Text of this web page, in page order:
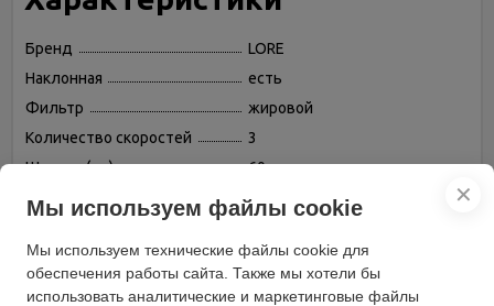
Бренд
LORE
Наклонная
есть
Фильтр
жировой
Количество скоростей
3
Ширина (см)
60
Управление
механическое, кнопочное
производительность (куб. м/ 500
модель
TND 600 черный
✕
Мы используем файлы cookie
Мы используем технические файлы cookie для
обеспечения работы сайта. Также мы хотели бы
использовать аналитические и маркетинговые файлы